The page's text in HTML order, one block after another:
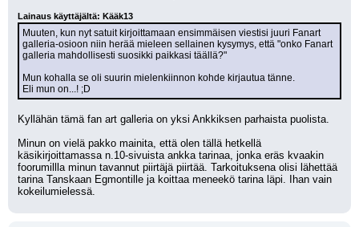
Lainaus käyttäjältä: Kääk13
Muuten, kun nyt satuit kirjoittamaan ensimmäisen viestisi juuri Fanart
galleria-osioon niin herää mieleen sellainen kysymys, että "onko Fanart
galleria mahdollisesti suosikki paikkasi täällä?"
Mun kohalla se oli suurin mielenkiinnon kohde kirjautua tänne.
Eli mun on...! ;D
Kyllähän tämä fan art galleria on yksi Ankkiksen parhaista puolista.
Minun on vielä pakko mainita, että olen tällä hetkellä
käsikirjoittamassa n.10-sivuista ankka tarinaa, jonka eräs kvaakin
foorumillla minun tavannut piirtäjä piirtää. Tarkoituksena olisi lähettää
tarina Tanskaan Egmontille ja koittaa meneekö tarina läpi. Ihan vain
kokeilumielessä.